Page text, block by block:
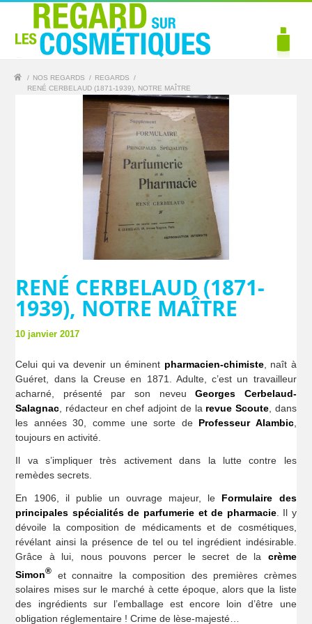
/ NOS REGARDS / REGARDS
/
RENÉ CERBELAUD (1871-1939), NOTRE MAÎTRE
RENÉ CERBELAUD (1871-
1939), NOTRE MAÎTRE
10 janvier 2017
Celui qui va devenir un éminent pharmacien-chimiste, naît à
Guéret, dans la Creuse en 1871. Adulte, c’est un travailleur
acharné, présenté par son neveuGeorges Cerbelaud-
Salagnac , rédacteur en chef adjoint de la revue Scoute, dans
les années 30, comme une sorte de Professeur Alambic,
toujours en activité.
Il va s’impliquer très activement dans la lutte contre les
remèdes secrets.
En 1906, il publie un ouvrage majeur, le Formulaire des
principales spécialités de parfumerie et de pharmacie. Il y
dévoile la composition de médicaments et de cosmétiques,
révélant ainsi la présence de tel ou tel ingrédient indésirable.
Grâce à lui, nous pouvons percer le secret de la crème
Simon®
et connaitre la composition des premières crèmes
solaires mises sur le marché à cette époque, alors que la liste
des ingrédients sur l’emballage est encore loin d’être une
obligation réglementaire ! Crime de lèse-majesté…